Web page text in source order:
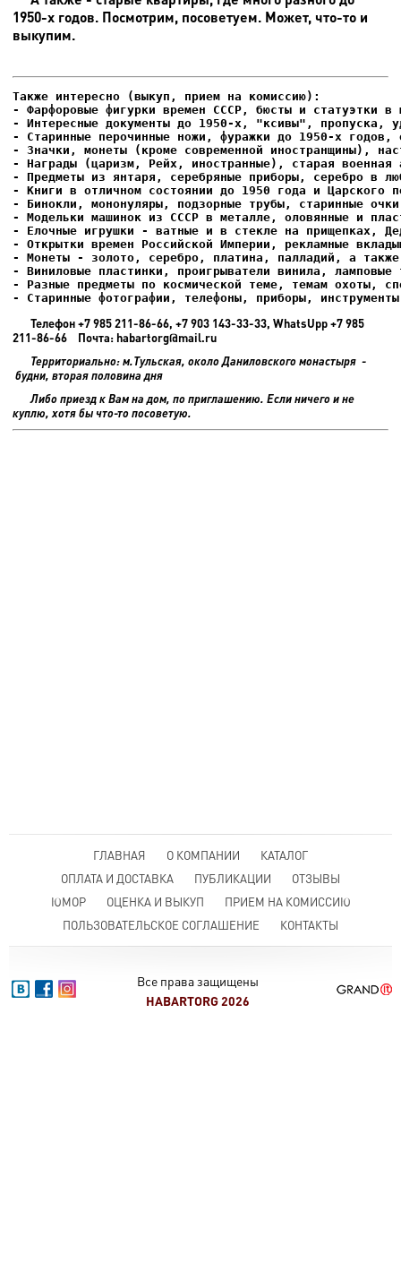
1950-х годов. Посмотрим, посоветуем. Может, что-то и
выкупим.
- Фарфоровые фигурки времен СССР, бюсты и статуэтки в
- Интересные документы до 1950-х, "ксивы", пропуска,
- Елочные игрушки - ватные и в стекле на прищепках,
- Старинные фотографии, телефоны, приборы,
Телефон +7 985 211-86-66, +7 903 143-33-33, WhatsUpp +7 985
211-86-66 Почта: habartorg@mail.ru
Территориально: м.Тульская, около Даниловского монастыря -
будни, вторая половина дня
Либо приезд к Вам на дом, по приглашению. Если ничего и не
куплю, хотя бы что-то посоветую.
ГЛАВНАЯ О КОМПАНИИ
КАТАЛОГ
ОПЛАТА И ДОСТАВКА
ПУБЛИКАЦИИ
ОТЗЫВЫ
ЮМОР
ОЦЕНКА И ВЫКУП
ПРИЕМ НА КОМИССИЮ
ПОЛЬЗОВАТЕЛЬСКОЕ СОГЛАШЕНИЕ
КОНТАКТЫ
Все права защищены
HABARTORG 2026